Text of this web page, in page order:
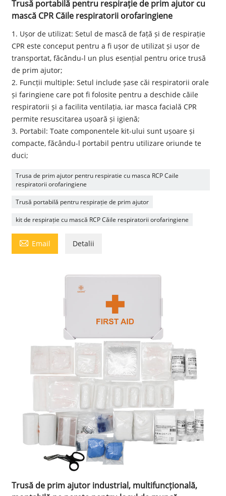
Trusă portabilă pentru respirație de prim ajutor cu
mască CPR Căile respiratorii orofaringiene
1. Ușor de utilizat: Setul de mască de față și de respirație
CPR este conceput pentru a fi ușor de utilizat și ușor de
transportat, făcându-l un plus esențial pentru orice trusă
de prim ajutor;
2. Funcții multiple: Setul include șase căi respiratorii orale
și faringiene care pot fi folosite pentru a deschide căile
respiratorii și a facilita ventilația, iar masca facială CPR
permite resuscitarea ușoară și igienă;
3. Portabil: Toate componentele kit-ului sunt ușoare și
compacte, făcându-l portabil pentru utilizare oriunde te
duci;
Trusa de prim ajutor pentru respiratie cu masca RCP Caile
respiratorii orofaringiene
Trusă portabilă pentru respirație de prim ajutor
kit de respirație cu mască RCP Căile respiratorii orofaringiene
 Email Detalii
Trusă de prim ajutor industrial, multifuncțională,